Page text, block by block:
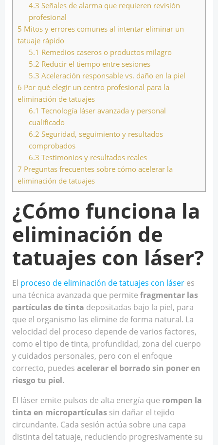
4.3 Señales de alarma que requieren revisión
profesional
5 Mitos y errores comunes al intentar eliminar un
tatuaje rápido
5.1 Remedios caseros o productos milagro
5.2 Reducir el tiempo entre sesiones
5.3 Aceleración responsable vs. daño en la piel
6 Por qué elegir un centro profesional para la
eliminación de tatuajes
6.1 Tecnología láser avanzada y personal
cualificado
6.2 Seguridad, seguimiento y resultados
comprobados
6.3 Testimonios y resultados reales
7 Preguntas frecuentes sobre cómo acelerar la
eliminación de tatuajes
¿Cómo funciona la
eliminación de
tatuajes con láser?
El proceso de eliminación de tatuajes con láser es
una técnica avanzada que permite fragmentar las
partículas de tinta depositadas bajo la piel, para
que el organismo las elimine de forma natural. La
velocidad del proceso depende de varios factores,
como el tipo de tinta, profundidad, zona del cuerpo
y cuidados personales, pero con el enfoque
correcto, puedes acelerar el borrado sin poner en
riesgo tu piel.
El láser emite pulsos de alta energía que rompen la
tinta en micropartículas sin dañar el tejido
circundante. Cada sesión actúa sobre una capa
distinta del tatuaje, reduciendo progresivamente su